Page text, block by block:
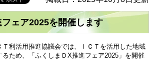
ェア2025を開催します
利活用推進協議会では、ＩＣＴを活用した地域
ため、「ふくしまＤX推進フェア2025」を開催